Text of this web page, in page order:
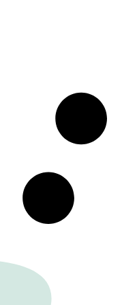
le minéral et
Pierres, voix,
dans une
d’un